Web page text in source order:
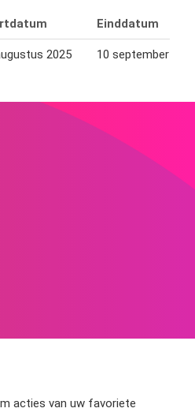
Einddatum
2025 10 september
acties van uw favoriete